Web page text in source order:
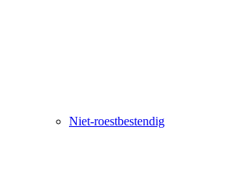
Niet-roestbestendig